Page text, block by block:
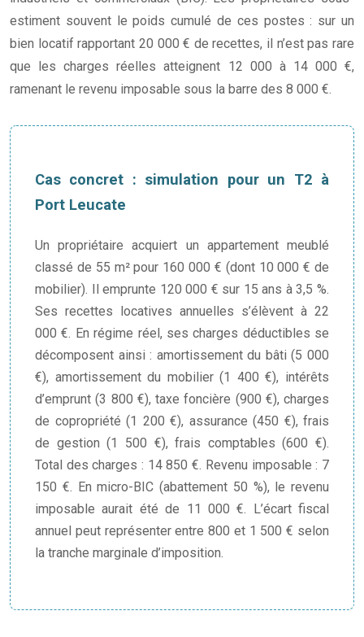
estiment souvent le poids cumulé de ces postes : sur un
bien locatif rapportant 20 000 € de recettes, il n’est pas rare
que les charges réelles atteignent 12 000 à 14 000 €,
ramenant le revenu imposable sous la barre des 8 000 €.
Cas concret : simulation pour un T2 à
Port Leucate
Un propriétaire acquiert un appartement meublé
classé de 55 m² pour 160 000 € (dont 10 000 € de
mobilier). Il emprunte 120 000 € sur 15 ans à 3,5 %.
Ses recettes locatives annuelles s’élèvent à 22
000 €. En régime réel, ses charges déductibles se
décomposent ainsi : amortissement du bâti (5 000
€), amortissement du mobilier (1 400 €), intérêts
d’emprunt (3 800 €), taxe foncière (900 €), charges
de copropriété (1 200 €), assurance (450 €), frais
de gestion (1 500 €), frais comptables (600 €).
Total des charges : 14 850 €. Revenu imposable : 7
150 €. En micro-BIC (abattement 50 %), le revenu
imposable aurait été de 11 000 €. L’écart fiscal
annuel peut représenter entre 800 et 1 500 € selon
la tranche marginale d’imposition.